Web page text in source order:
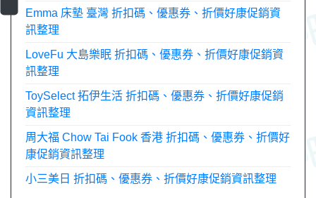
Emma 床墊 臺灣 折扣碼、優惠券、折價好康促銷資
訊整理
LoveFu 大島樂眠 折扣碼、優惠券、折價好康促銷資
訊整理
ToySelect 拓伊生活 折扣碼、優惠券、折價好康促銷
資訊整理
周大福 Chow Tai Fook 香港 折扣碼、優惠券、折價好
康促銷資訊整理
小三美日 折扣碼、優惠券、折價好康促銷資訊整理